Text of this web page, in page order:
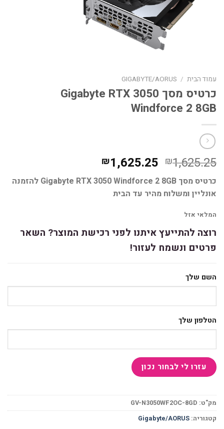
עמוד הבית /
GIGABYTE/AORUS
כרטיס מסך Gigabyte RTX 3050
Windforce 2 8GB
₪1,625.25 המחיר
המקורי
היה:
₪1,625.25.
₪1,625.25 המחיר
הנוכחי
הוא:
כרטיס מסך Gigabyte RTX 3050 Windforce 2 8GB להזמנה
אונליין ומשלוח מהיר עד הבית
המלאי אזל
רוצה להתייעץ איתנו לפני רכישת המוצר? השאר
פרטים ונשמח לעזור!
השם שלך
הטלפון שלך
מק"ט:GV-N3050WF2OC-8GD
קטגוריה:Gigabyte/AORUS